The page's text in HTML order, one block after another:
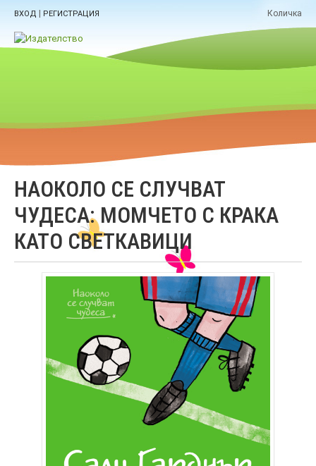
ВХОД | РЕГИСТРАЦИЯ Количка
НАОКОЛО СЕ СЛУЧВАТ
ЧУДЕСА: МОМЧЕТО С КРАКА
КАТО СВЕТКАВИЦИ